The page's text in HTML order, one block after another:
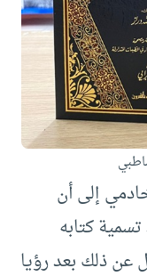
إلى أن
تسمية كتابه
عن ذلك بعد رؤيا